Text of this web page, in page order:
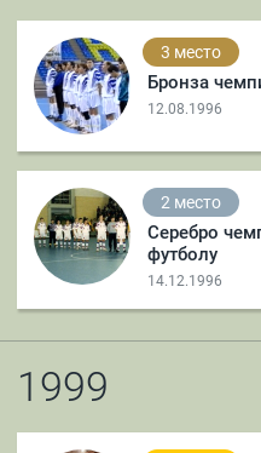
3 место
Бронза
12.08.1996
2 место
Серебро
футболу
14.12.1996
1999